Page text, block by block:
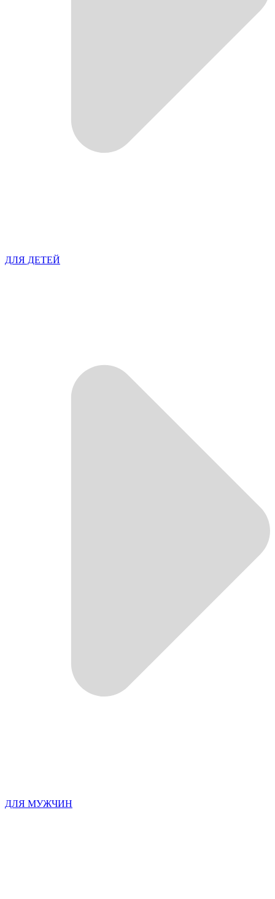
ДЛЯ ДЕТЕЙ
ДЛЯ МУЖЧИН